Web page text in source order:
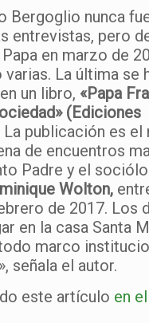
Bergoglio nunca
entrevistas, pero
en marzo de
La última se
un libro, «Papa
(Ediciones
La publicación es el
de encuentros
Padre y el
Wolton,
de 2017. Los
en la casa Santa
marco
señala el autor.
este artículo en